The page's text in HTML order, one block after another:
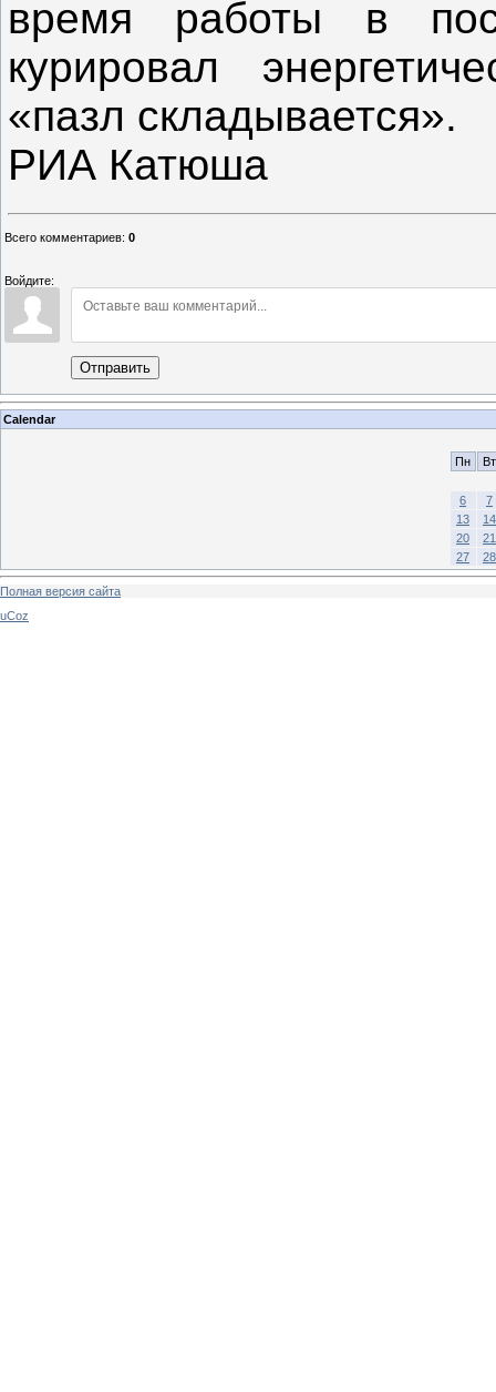
время работы в
курировал
«пазл складывается».
РИА Катюша
Всего комментариев: 0
Войдите:
Отправить
Calendar
Пн Вт
6
7
13
14
20
21
27
28
Полная версия сайта
uCoz